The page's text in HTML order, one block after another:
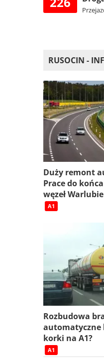
RUSOCIN -
Duży remont
Prace do
węzeł
A1
Rozbudowa
automatyczne
korki na A1?
A1